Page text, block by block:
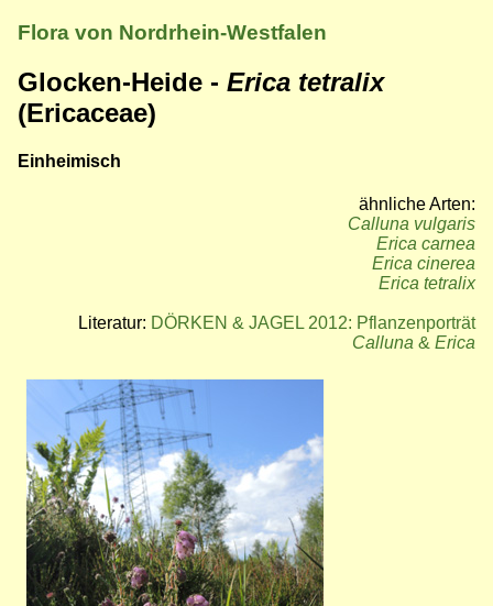
Flora von Nordrhein-Westfalen
Glocken-Heide - Erica tetralix
(Ericaceae)
Einheimisch
ähnliche Arten:
Calluna vulgaris
Erica carnea
Erica cinerea
Erica tetralix
Literatur: DÖRKEN & JAGEL 2012: Pflanzenporträt
Calluna & Erica